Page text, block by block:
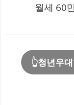
월세 60
👆청년우